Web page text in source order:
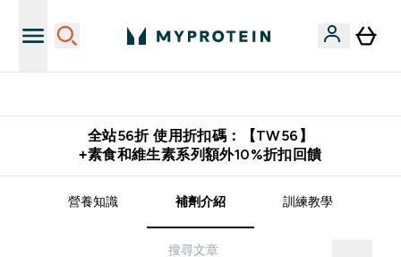
全站56折 使用折扣碼：【TW56】
+素食和維生素系列額外10%折扣回饋
營養知識 補劑介紹 訓練教學